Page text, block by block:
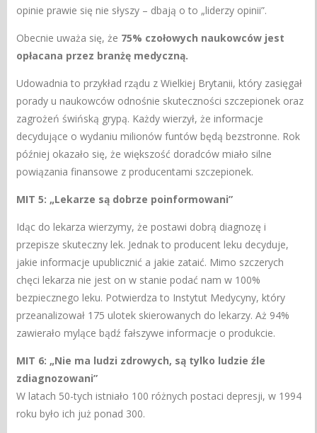
opinie prawie się nie słyszy – dbają o to „liderzy opinii”.
Obecnie uważa się, że 75% czołowych naukowców jest
opłacana przez branżę medyczną.
Udowadnia to przykład rządu z Wielkiej Brytanii, który zasięgał
porady u naukowców odnośnie skuteczności szczepionek oraz
zagrożeń świńską grypą. Każdy wierzył, że informacje
decydujące o wydaniu milionów funtów będą bezstronne. Rok
później okazało się, że większość doradców miało silne
powiązania finansowe z producentami szczepionek.
MIT 5: „Lekarze są dobrze poinformowani”
Idąc do lekarza wierzymy, że postawi dobrą diagnozę i
przepisze skuteczny lek. Jednak to producent leku decyduje,
jakie informacje upublicznić a jakie zataić. Mimo szczerych
chęci lekarza nie jest on w stanie podać nam w 100%
bezpiecznego leku. Potwierdza to Instytut Medycyny, który
przeanalizował 175 ulotek skierowanych do lekarzy. Aż 94%
zawierało mylące bądź fałszywe informacje o produkcie.
MIT 6: „Nie ma ludzi zdrowych, są tylko ludzie źle
zdiagnozowani”
W latach 50-tych istniało 100 różnych postaci depresji, w 1994
roku było ich już ponad 300.